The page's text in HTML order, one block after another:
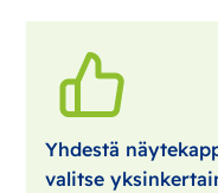
Yhdestä
valitse